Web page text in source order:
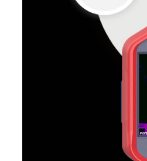
区域测温修正
区域报警
本机分析
分析软件